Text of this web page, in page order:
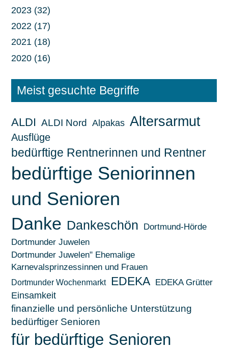
2023 (32)
2022 (17)
2021 (18)
2020 (16)
Meist gesuchte Begriffe
ALDI ALDI Nord Alpakas Altersarmut
Ausflüge
bedürftige Rentnerinnen und Rentner
bedürftige Seniorinnen
und Senioren
Danke Dankeschön Dortmund-Hörde
Dortmunder Juwelen
Dortmunder Juwelen" Ehemalige
Karnevalsprinzessinnen und Frauen
Dortmunder Wochenmarkt EDEKA EDEKA Grütter
Einsamkeit
finanzielle und persönliche Unterstützung
bedürftiger Senioren
für bedürftige Senioren